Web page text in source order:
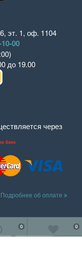
0
0
, эт. 1, оф. 1104
00
до 19.00
через
Подробнее об оплате